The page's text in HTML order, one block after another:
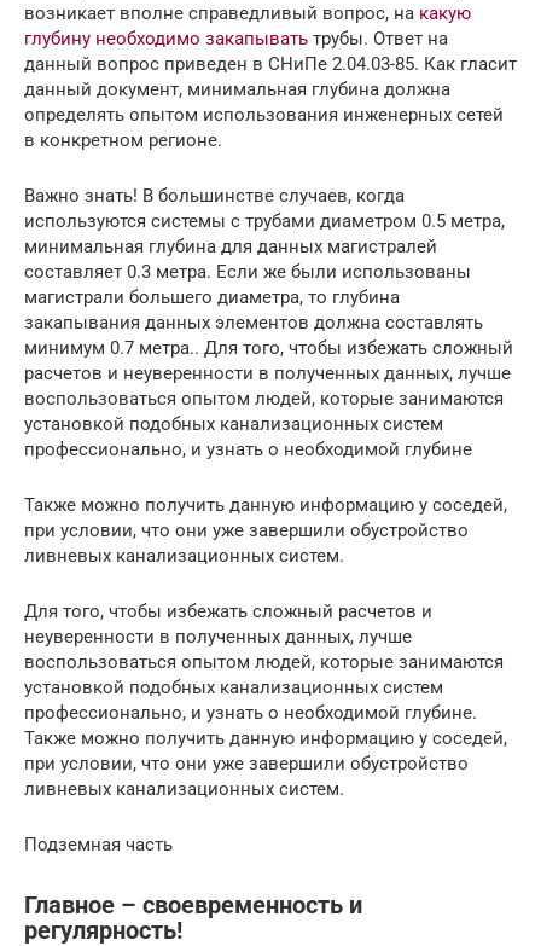
возникает вполне справедливый вопрос, на какую
глубину необходимо закапывать трубы. Ответ на
данный вопрос приведен в СНиПе 2.04.03-85. Как гласит
данный документ, минимальная глубина должна
определять опытом использования инженерных сетей
в конкретном регионе.
Важно знать! В большинстве случаев, когда
используются системы с трубами диаметром 0.5 метра,
минимальная глубина для данных магистралей
составляет 0.3 метра. Если же были использованы
магистрали большего диаметра, то глубина
закапывания данных элементов должна составлять
минимум 0.7 метра.. Для того, чтобы избежать сложный
расчетов и неуверенности в полученных данных, лучше
воспользоваться опытом людей, которые занимаются
установкой подобных канализационных систем
профессионально, и узнать о необходимой глубине
Также можно получить данную информацию у соседей,
при условии, что они уже завершили обустройство
ливневых канализационных систем.
Для того, чтобы избежать сложный расчетов и
неуверенности в полученных данных, лучше
воспользоваться опытом людей, которые занимаются
установкой подобных канализационных систем
профессионально, и узнать о необходимой глубине.
Также можно получить данную информацию у соседей,
при условии, что они уже завершили обустройство
ливневых канализационных систем.
Подземная часть
Главное – своевременность и
регулярность!